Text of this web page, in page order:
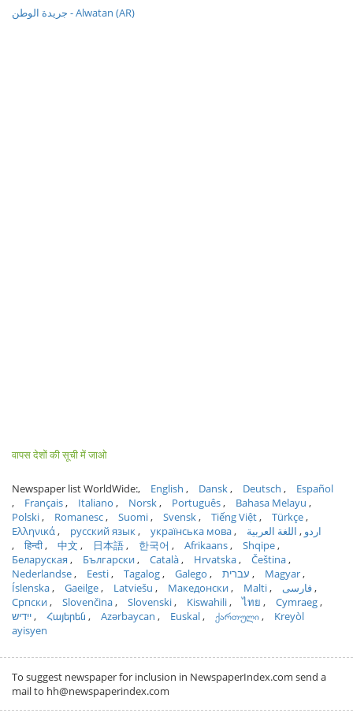
جريدة الوطن - Alwatan (AR)
वापस देशों की सूची में जाओ
Newspaper list WorldWide: English Dansk Deutsch
Español
Français
Italiano Norsk Português
Bahasa Melayu
Polski
Romanesc Suomi Svensk Tiếng Việt
Türkçe
Ελληνικά
русский язык українська мова اردو
اللغة العربية
हिन्दी
中文 日本語 한국어 Afrikaans
Shqipe
Беларуская
Български Català Hrvatska
Čeština
Nederlandse
Eesti Tagalog Galego עברית
Magyar
Íslenska
Gaeilge Latviešu Македонски Malti
فارسی
Српски
Slovenčina Slovenski Kiswahili ไทย
Cymraeg
ייִדיש
Հայերեն Azərbaycan Euskal ქართული
Kreyòl
ayisyen
To suggest newspaper for inclusion in NewspaperIndex.com send a
mail to hh@newspaperindex.com